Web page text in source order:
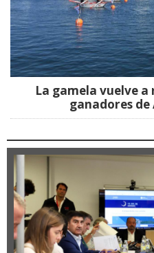
La gamela vuelve
ganadores de